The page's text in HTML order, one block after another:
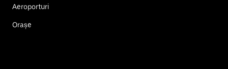
Aeroporturi
Orașe